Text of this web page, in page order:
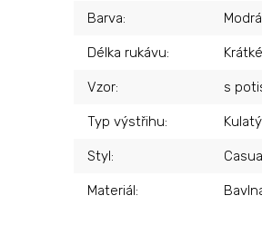
Barva: Modrá
Délka rukávu:
Vzor: s
Typ výstřihu:
Styl:
Materiál: